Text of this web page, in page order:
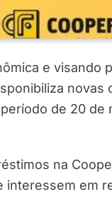
e visando
de 20 de
na
interessem em